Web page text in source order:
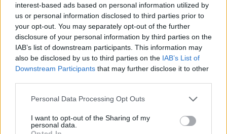
interest-based ads based on personal information utilized by
us or personal information disclosed to third parties prior to
your opt-out. You may separately opt-out of the further
disclosure of your personal information by third parties on the
IAB’s list of downstream participants. This information may
also be disclosed by us to third parties on the IAB’s List of
Downstream Participants that may further disclose it to other
Personal Data Processing Opt Outs
I want to opt-out of the Sharing of my
personal data.
2026. augusztus 06., csütörtök
Netflixen kaphatunk először
betekintést a Grand Theft Auto VI
játékmenetébe